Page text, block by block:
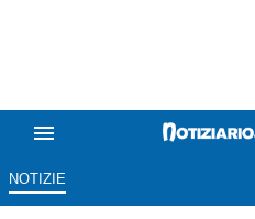
NOTIZIE